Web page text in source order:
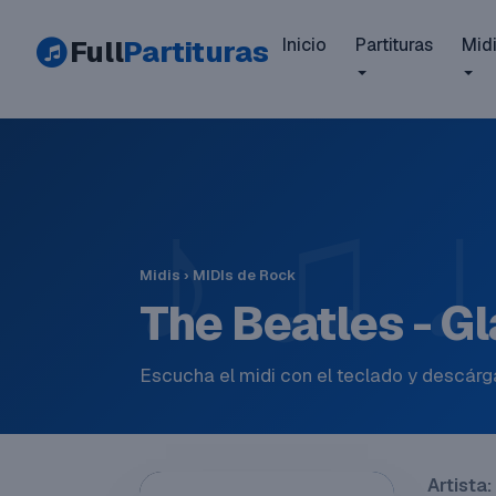
FullPartituras Inicio Partituras
Midis › MIDIs de Rock
The Beatles -
Escucha el midi con el teclado y
Artista: